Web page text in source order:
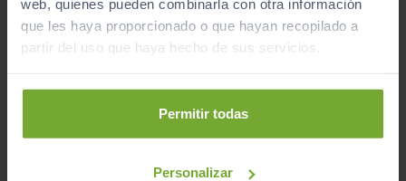
web, quienes pueden combinarla con otra información
que les haya proporcionado o que hayan recopilado a
partir del uso que haya hecho de sus servicios.
Permitir todas
Personalizar